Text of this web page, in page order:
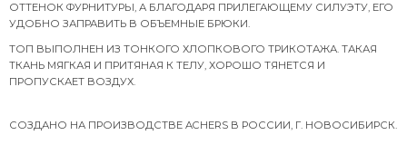
ОТТЕНОК ФУРНИТУРЫ, А БЛАГОДАРЯ ПРИЛЕГАЮЩЕМУ СИЛУЭТУ, ЕГО
УДОБНО ЗАПРАВИТЬ В ОБЪЕМНЫЕ БРЮКИ.
ТОП ВЫПОЛНЕН ИЗ ТОНКОГО ХЛОПКОВОГО ТРИКОТАЖА. ТАКАЯ
ТКАНЬ МЯГКАЯ И ПРИТЯНАЯ К ТЕЛУ, ХОРОШО ТЯНЕТСЯ И
ПРОПУСКАЕТ ВОЗДУХ.
СОЗДАНО НА ПРОИЗВОДСТВЕ ACHERS В РОССИИ, Г. НОВОСИБИРСК.